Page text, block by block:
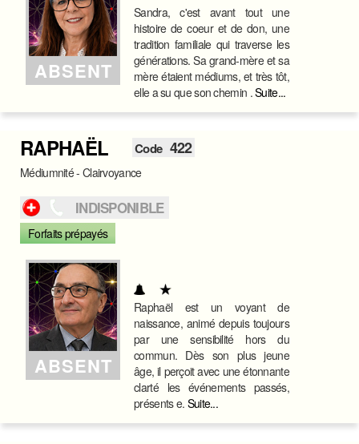
ABSENT
Sandra, c'est avant tout une
histoire de coeur et de don, une
tradition familiale qui traverse les
générations. Sa grand-mère et sa
mère étaient médiums, et très tôt,
elle a su que son chemin .Suite...
RAPHAËL Code 422
Médiumnité - Clairvoyance
INDISPONIBLE
Forfaits prépayés
ABSENT
Raphaël est un voyant de
naissance, animé depuis toujours
par une sensibilité hors du
commun. Dès son plus jeune
âge, il perçoit avec une étonnante
clarté les événements passés,
présents e. Suite...